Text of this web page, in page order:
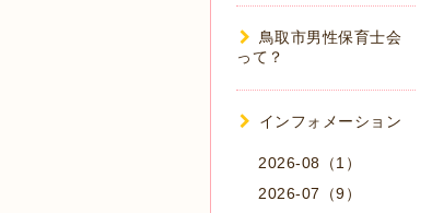
鳥取市男性保育士会
って？
インフォメーション
2026-08（1）
2026-07（9）